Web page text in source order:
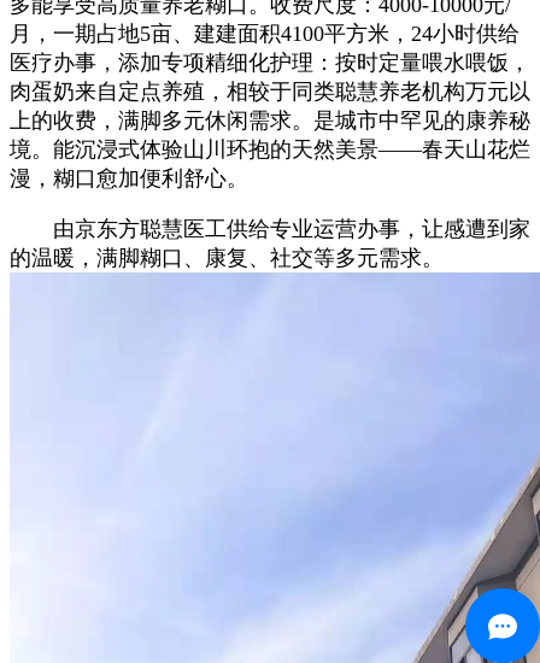
多能享受高质量养老糊口。收费尺度：4000-10000元/
月，一期占地5亩、建建面积4100平方米，24小时供给
医疗办事，添加专项精细化护理：按时定量喂水喂饭，
肉蛋奶来自定点养殖，相较于同类聪慧养老机构万元以
上的收费，满脚多元休闲需求。是城市中罕见的康养秘
境。能沉浸式体验山川环抱的天然美景——春天山花烂
漫，糊口愈加便利舒心。
由京东方聪慧医工供给专业运营办事，让感遭到家
的温暖，满脚糊口、康复、社交等多元需求。